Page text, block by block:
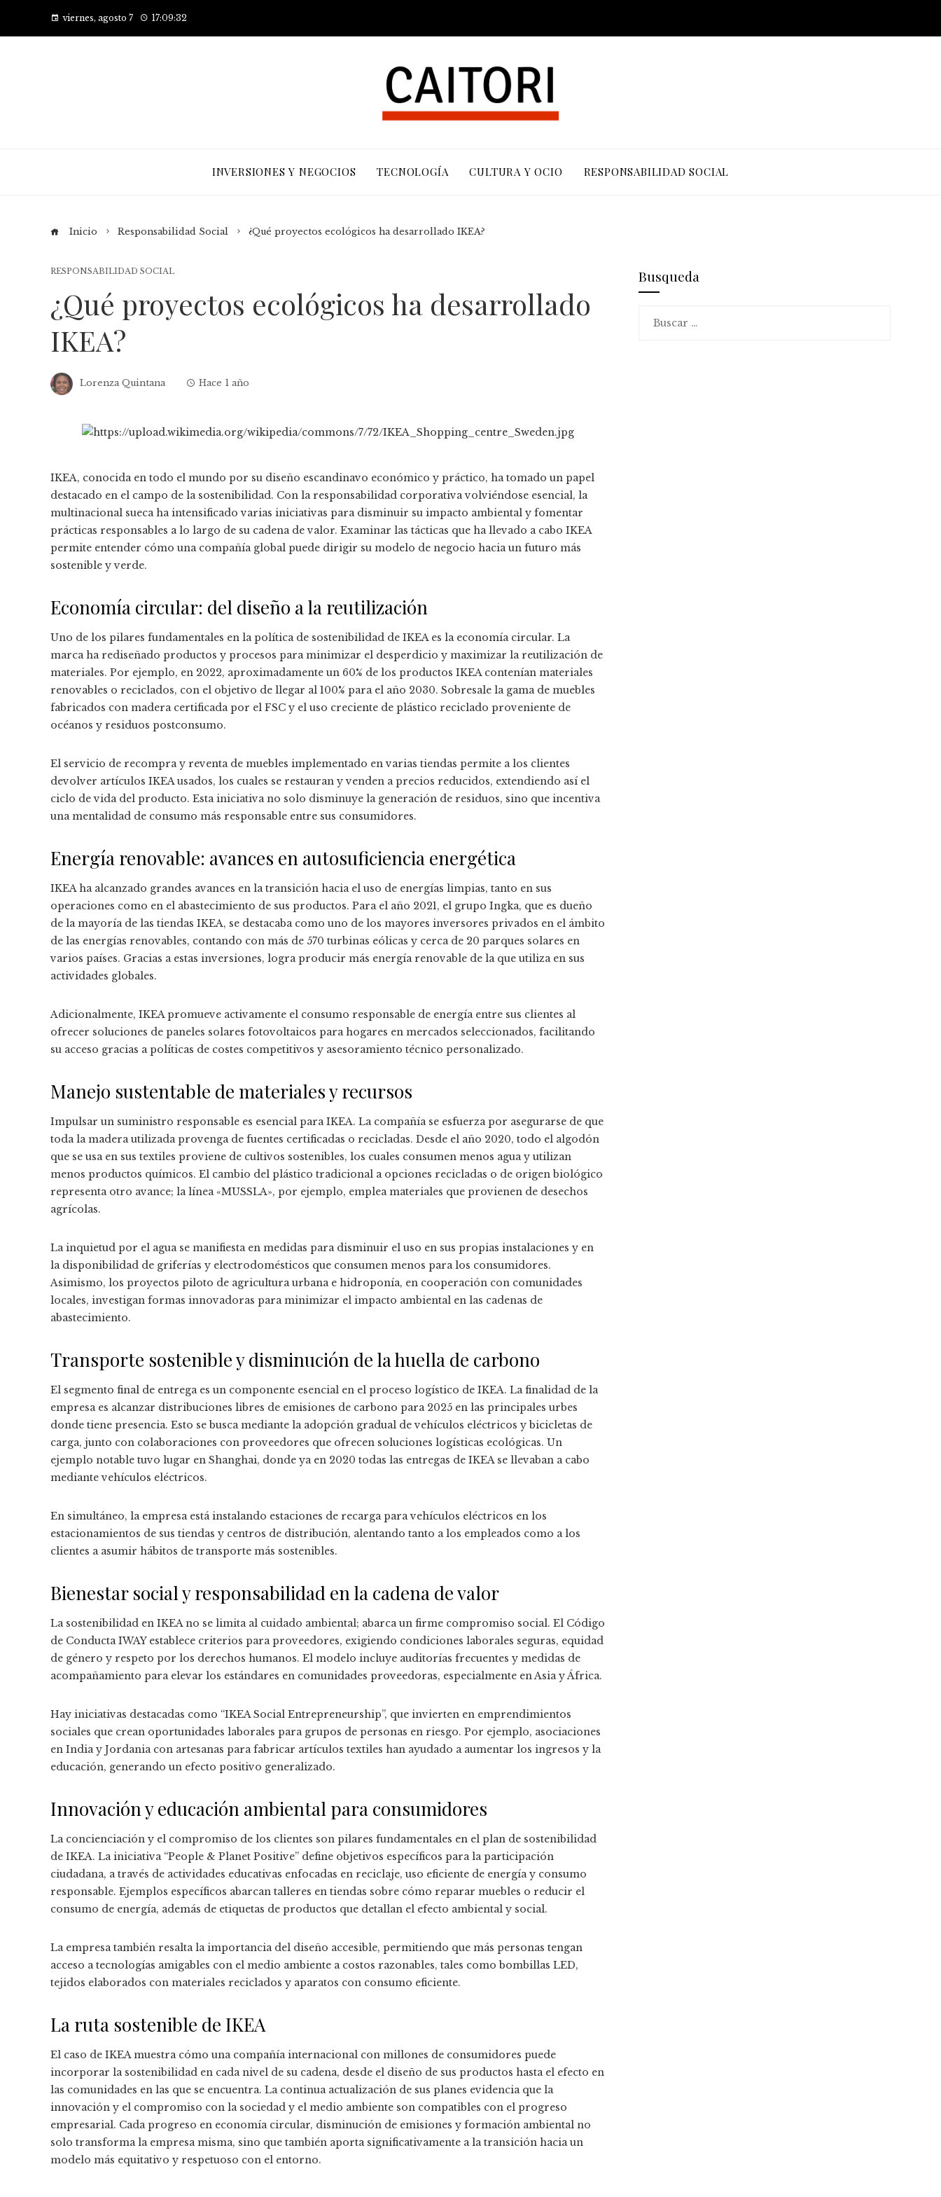
viernes, agosto 7 17:09:33
INVERSIONES Y NEGOCIOS TECNOLOGÍA CULTURA Y OCIO RESPONSABILIDAD SOCIAL
Inicio Responsabilidad Social ¿Qué proyectos ecológicos ha desarrollado IKEA?
RESPONSABILIDAD SOCIAL
¿Qué proyectos ecológicos ha desarrollado
IKEA?
Lorenza Quintana Hace 1 año
IKEA, conocida en todo el mundo por su diseño escandinavo económico y práctico, ha tomado un papel
destacado en el campo de la sostenibilidad. Con la responsabilidad corporativa volviéndose esencial, la
multinacional sueca ha intensificado varias iniciativas para disminuir su impacto ambiental y fomentar
prácticas responsables a lo largo de su cadena de valor. Examinar las tácticas que ha llevado a cabo IKEA
permite entender cómo una compañía global puede dirigir su modelo de negocio hacia un futuro más
sostenible y verde.
Economía circular: del diseño a la reutilización
Uno de los pilares fundamentales en la política de sostenibilidad de IKEA es la economía circular. La
marca ha rediseñado productos y procesos para minimizar el desperdicio y maximizar la reutilización de
materiales. Por ejemplo, en 2022, aproximadamente un 60% de los productos IKEA contenían materiales
renovables o reciclados, con el objetivo de llegar al 100% para el año 2030. Sobresale la gama de muebles
fabricados con madera certificada por el FSC y el uso creciente de plástico reciclado proveniente de
océanos y residuos postconsumo.
El servicio de recompra y reventa de muebles implementado en varias tiendas permite a los clientes
devolver artículos IKEA usados, los cuales se restauran y venden a precios reducidos, extendiendo así el
ciclo de vida del producto. Esta iniciativa no solo disminuye la generación de residuos, sino que incentiva
una mentalidad de consumo más responsable entre sus consumidores.
Energía renovable: avances en autosuficiencia energética
IKEA ha alcanzado grandes avances en la transición hacia el uso de energías limpias, tanto en sus
operaciones como en el abastecimiento de sus productos. Para el año 2021, el grupo Ingka, que es dueño
de la mayoría de las tiendas IKEA, se destacaba como uno de los mayores inversores privados en el ámbito
de las energías renovables, contando con más de 570 turbinas eólicas y cerca de 20 parques solares en
varios países. Gracias a estas inversiones, logra producir más energía renovable de la que utiliza en sus
actividades globales.
Adicionalmente, IKEA promueve activamente el consumo responsable de energía entre sus clientes al
ofrecer soluciones de paneles solares fotovoltaicos para hogares en mercados seleccionados, facilitando
su acceso gracias a políticas de costes competitivos y asesoramiento técnico personalizado.
Manejo sustentable de materiales y recursos
Impulsar un suministro responsable es esencial para IKEA. La compañía se esfuerza por asegurarse de que
toda la madera utilizada provenga de fuentes certificadas o recicladas. Desde el año 2020, todo el algodón
que se usa en sus textiles proviene de cultivos sostenibles, los cuales consumen menos agua y utilizan
menos productos químicos. El cambio del plástico tradicional a opciones recicladas o de origen biológico
representa otro avance; la línea «MUSSLA», por ejemplo, emplea materiales que provienen de desechos
agrícolas.
La inquietud por el agua se manifiesta en medidas para disminuir el uso en sus propias instalaciones y en
la disponibilidad de griferías y electrodomésticos que consumen menos para los consumidores.
Asimismo, los proyectos piloto de agricultura urbana e hidroponía, en cooperación con comunidades
locales, investigan formas innovadoras para minimizar el impacto ambiental en las cadenas de
abastecimiento.
Transporte sostenible y disminución de la huella de carbono
El segmento final de entrega es un componente esencial en el proceso logístico de IKEA. La finalidad de la
empresa es alcanzar distribuciones libres de emisiones de carbono para 2025 en las principales urbes
donde tiene presencia. Esto se busca mediante la adopción gradual de vehículos eléctricos y bicicletas de
carga, junto con colaboraciones con proveedores que ofrecen soluciones logísticas ecológicas. Un
ejemplo notable tuvo lugar en Shanghai, donde ya en 2020 todas las entregas de IKEA se llevaban a cabo
mediante vehículos eléctricos.
En simultáneo, la empresa está instalando estaciones de recarga para vehículos eléctricos en los
estacionamientos de sus tiendas y centros de distribución, alentando tanto a los empleados como a los
clientes a asumir hábitos de transporte más sostenibles.
Bienestar social y responsabilidad en la cadena de valor
La sostenibilidad en IKEA no se limita al cuidado ambiental; abarca un firme compromiso social. El Código
de Conducta IWAY establece criterios para proveedores, exigiendo condiciones laborales seguras, equidad
de género y respeto por los derechos humanos. El modelo incluye auditorías frecuentes y medidas de
acompañamiento para elevar los estándares en comunidades proveedoras, especialmente en Asia y África.
Hay iniciativas destacadas como “IKEA Social Entrepreneurship”, que invierten en emprendimientos
sociales que crean oportunidades laborales para grupos de personas en riesgo. Por ejemplo, asociaciones
en India y Jordania con artesanas para fabricar artículos textiles han ayudado a aumentar los ingresos y la
educación, generando un efecto positivo generalizado.
Innovación y educación ambiental para consumidores
La concienciación y el compromiso de los clientes son pilares fundamentales en el plan de sostenibilidad
de IKEA. La iniciativa “People & Planet Positive” define objetivos específicos para la participación
ciudadana, a través de actividades educativas enfocadas en reciclaje, uso eficiente de energía y consumo
responsable. Ejemplos específicos abarcan talleres en tiendas sobre cómo reparar muebles o reducir el
consumo de energía, además de etiquetas de productos que detallan el efecto ambiental y social.
La empresa también resalta la importancia del diseño accesible, permitiendo que más personas tengan
acceso a tecnologías amigables con el medio ambiente a costos razonables, tales como bombillas LED,
tejidos elaborados con materiales reciclados y aparatos con consumo eficiente.
La ruta sostenible de IKEA
El caso de IKEA muestra cómo una compañía internacional con millones de consumidores puede
incorporar la sostenibilidad en cada nivel de su cadena, desde el diseño de sus productos hasta el efecto en
las comunidades en las que se encuentra. La continua actualización de sus planes evidencia que la
innovación y el compromiso con la sociedad y el medio ambiente son compatibles con el progreso
empresarial. Cada progreso en economía circular, disminución de emisiones y formación ambiental no
solo transforma la empresa misma, sino que también aporta significativamente a la transición hacia un
modelo más equitativo y respetuoso con el entorno.
Busqueda